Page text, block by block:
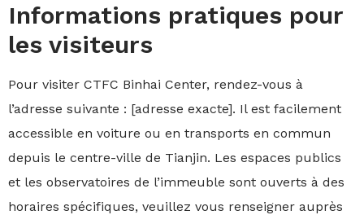
Informations pratiques pour
les visiteurs
Pour visiter CTFC Binhai Center, rendez-vous à
l’adresse suivante : [adresse exacte]. Il est facilement
accessible en voiture ou en transports en commun
depuis le centre-ville de Tianjin. Les espaces publics
et les observatoires de l’immeuble sont ouverts à des
horaires spécifiques, veuillez vous renseigner auprès